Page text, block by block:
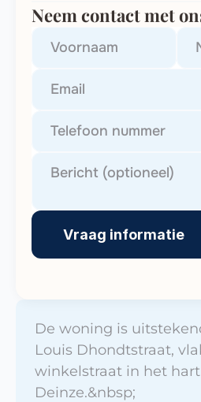
Neem contact met
Vraag informatie
De woning is
Louis Dhondtstraat,
winkelstraat in het
Deinze.&nbsp;